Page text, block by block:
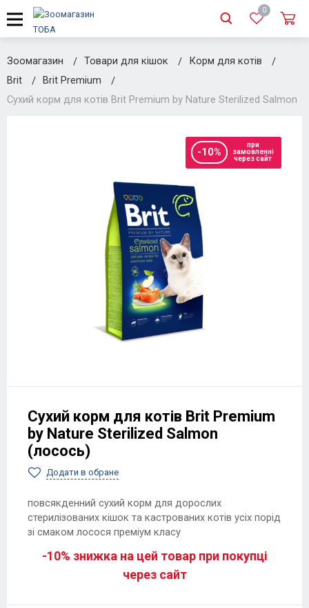
0
Зоомагазин Товари для кішок
Корм для котів
Brit
Brit Premium
Сухий корм для котів Brit Premium by Nature Sterilized Salmon
-10%
при
замовленні
через сайт
Сухий корм для котів Brit Premium
by Nature Sterilized Salmon
(лосось)
Додати в обране
повсякденний сухий корм для дорослих
стерилізованих кішок та кастрованих котів усіх порід
зі смаком лосося преміум класу
-10% знижка на цей товар при покупці
через сайт